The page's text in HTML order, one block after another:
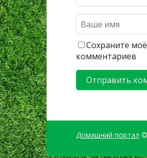
Сохраните
комментариев
Домашний портал